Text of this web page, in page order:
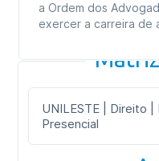
a Ordem dos
exercer a carreira de
UNILESTE | Direito |
Presencial